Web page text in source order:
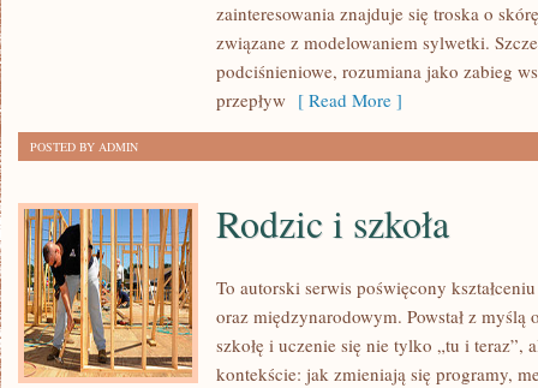
zainteresowania znajduje się troska o
związane z modelowaniem sylwetki.
podciśnieniowe, rozumiana jako zabieg
przepływ [ Read More ]
POSTED BY ADMIN
Rodzic i szkoła
To autorski serwis poświęcony
oraz międzynarodowym. Powstał z myślą
szkołę i uczenie się nie tylko „tu i teraz”,
kontekście: jak zmieniają się programy,